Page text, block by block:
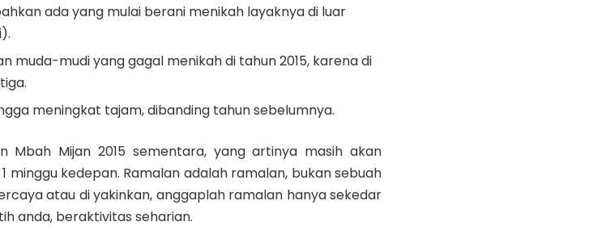
ada yang mulai berani menikah layaknya di luar
muda-mudi yang gagal menikah di tahun 2015, karena di
meningkat tajam, dibanding tahun sebelumnya.
Mbah Mijan 2015 sementara, yang artinya masih akan
minggu kedepan. Ramalan adalah ramalan, bukan sebuah
atau di yakinkan, anggaplah ramalan hanya sekedar
anda, beraktivitas seharian.